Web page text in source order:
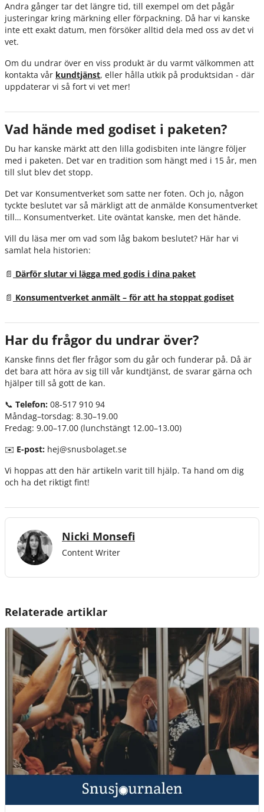
Andra gånger tar det längre tid, till exempel om det pågår
justeringar kring märkning eller förpackning. Då har vi kanske
inte ett exakt datum, men försöker alltid dela med oss av det vi
vet.
Om du undrar över en viss produkt är du varmt välkommen att
kontakta vår kundtjänst, eller hålla utkik på produktsidan - där
uppdaterar vi så fort vi vet mer!
Vad hände med godiset i paketen?
Du har kanske märkt att den lilla godisbiten inte längre följer
med i paketen. Det var en tradition som hängt med i 15 år, men
till slut blev det stopp.
Det var Konsumentverket som satte ner foten. Och jo, någon
tyckte beslutet var så märkligt att de anmälde Konsumentverket
till… Konsumentverket. Lite oväntat kanske, men det hände.
Vill du läsa mer om vad som låg bakom beslutet? Här har vi
samlat hela historien:
📄 Därför slutar vi lägga med godis i dina paket
📄 Konsumentverket anmält – för att ha stoppat godiset
Har du frågor du undrar över?
Kanske finns det fler frågor som du går och funderar på. Då är
det bara att höra av sig till vår kundtjänst, de svarar gärna och
hjälper till så gott de kan.
📞 Telefon: 08-517 910 94
Måndag–torsdag: 8.30–19.00
Fredag: 9.00–17.00 (lunchstängt 12.00–13.00)
✉️ E-post: hej@snusbolaget.se
Vi hoppas att den här artikeln varit till hjälp. Ta hand om dig
och ha det riktigt fint!
Nicki Monsefi
Content Writer
Relaterade artiklar